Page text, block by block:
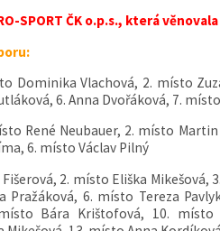
SPORT ČK o.p.s., která
Dominika Vlachová, 2. místo
6. Anna Dvořáková, 7.
René Neubauer, 2. místo
6. místo Václav Pilný
2. místo Eliška
Pražáková, 6. místo Tereza
Bára Krištofová, 10.